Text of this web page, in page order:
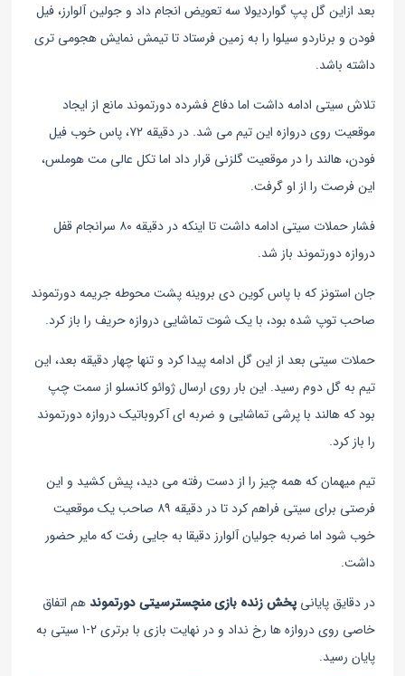
بعد ازاین گل پپ گواردیولا سه تعویض انجام داد و جولین آلوارز، فیل
فودن و برناردو سیلوا را به زمین فرستاد تا تیمش نمایش هجومی تری
داشته باشد.
تلاش سیتی ادامه داشت اما دفاع فشرده دورتموند مانع از ایجاد
موقعیت روی دروازه این تیم می شد. در دقیقه ۷۲، پاس خوب فیل
فودن، هالند را در موقعیت گلزنی قرار داد اما تکل عالی مت هوملس،
این فرصت را از او گرفت.
فشار حملات سیتی ادامه داشت تا اینکه در دقیقه ۸۰ سرانجام قفل
دروازه دورتموند باز شد.
جان استونز که با پاس کوین دی بروینه پشت محوطه جریمه دورتموند
صاحب توپ شده بود، با یک شوت تماشایی دروازه حریف را باز کرد.
حملات سیتی بعد از این گل ادامه پیدا کرد و تنها چهار دقیقه بعد، این
تیم به گل دوم رسید. این بار روی ارسال ژوائو کانسلو از سمت چپ
بود که هالند با پرشی تماشایی و ضربه ای آکروباتیک دروازه دورتموند
را باز کرد.
تیم میهمان که همه چیز را از دست رفته می دید، پیش کشید و این
فرصتی برای سیتی فراهم کرد تا در دقیقه ۸۹ صاحب یک موقعیت
خوب شود اما ضربه جولیان آلوارز دقیقا به جایی رفت که مایر حضور
داشت.
در دقایق پایانیپخش زنده بازی منچسترسیتی دورتموندهم اتفاق
خاصی روی دروازه ها رخ نداد و در نهایت بازی با برتری ۲-۱ سیتی به
پایان رسید.